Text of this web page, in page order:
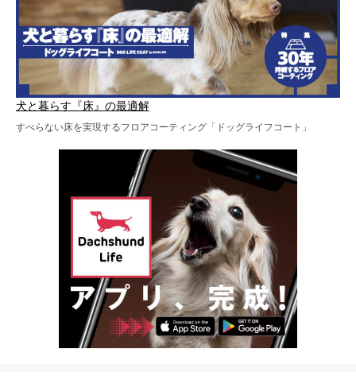
犬と暮らす『床』の最適解
すべらない床を実現するフロアコーティング「ドッグライフコート」